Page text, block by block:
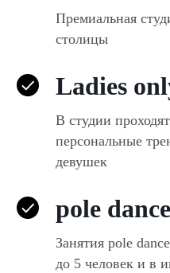
Премиальная
столицы
Ladies
В студии
персональные
девушек
pole dance
Занятия pole
до 5 человек и в